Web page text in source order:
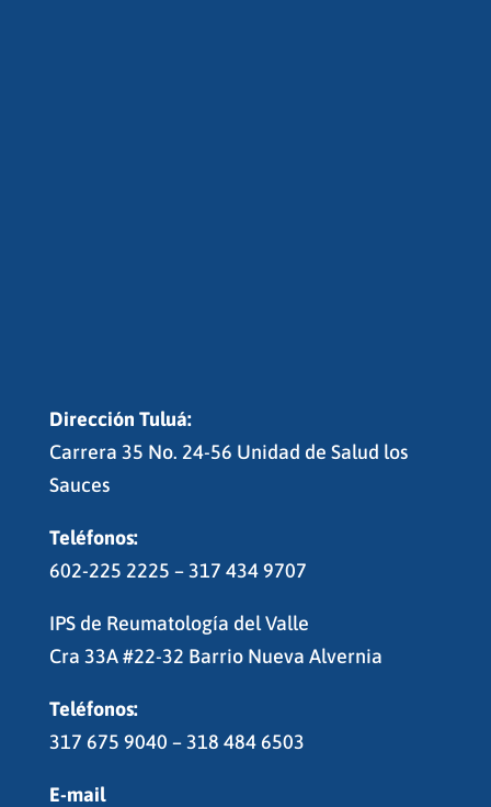
Dirección Tuluá:
Carrera 35 No. 24-56 Unidad de Salud los
Sauces
Teléfonos:
602-225 2225 – 317 434 9707
IPS de Reumatología del Valle
Cra 33A #22-32 Barrio Nueva Alvernia
Teléfonos:
317 675 9040 – 318 484 6503
E-mail